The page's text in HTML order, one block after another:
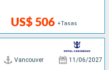
US$ 506 +Tasas
Vancouver 11/06/2027